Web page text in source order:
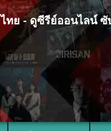
ทย - ดูซีรีย์ออนไลน์